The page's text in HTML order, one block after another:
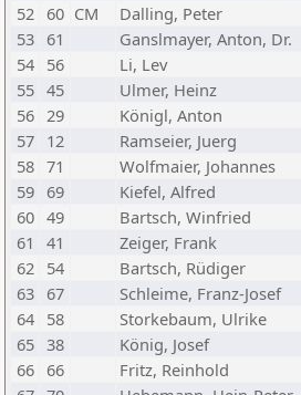
52 60 CM Dalling, Peter
53 61 Ganslmayer, Anton, Dr.
54 56 Li, Lev
55 45 Ulmer, Heinz
56 29 Königl, Anton
57 12 Ramseier, Juerg
58 71 Wolfmaier, Johannes
59 69 Kiefel, Alfred
60 49 Bartsch, Winfried
61
41 Zeiger, Frank
62 54 Bartsch, Rüdiger
63 67 Schleime, Franz-Josef
64 58 Storkebaum, Ulrike
65 38 König, Josef
66 66 Fritz, Reinhold